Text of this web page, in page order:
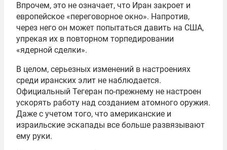
Впрочем, это не означает, что Иран закроет и
европейское «переговорное окно». Напротив,
через него он может попытаться давить на США,
упрекая их в повторном торпедировании
«ядерной сделки».
В целом, серьезных изменений в настроениях
среди иранских элит не наблюдается.
Официальный Тегеран по-прежнему не настроен
ускорять работу над созданием атомного оружия.
Даже с учетом того, что американские и
израильские эскапады все больше развязывают
ему руки.